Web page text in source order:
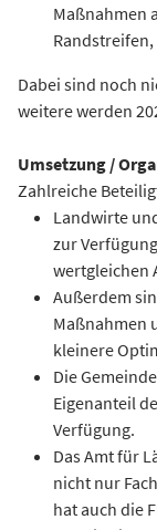
Maßnahmen
Dabei sind noch
weitere werden
Umsetzung /
Zahlreiche
Landwirte
zur
wertgleichen
Außerdem
Maßnahmen
kleinere
Die
Eigenanteil
Verfügung.
Das Amt für
nicht nur
hat auch die